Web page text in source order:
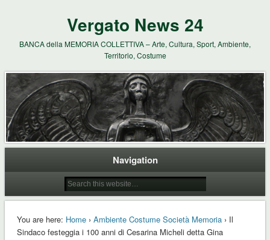
Vergato News 24
BANCA della MEMORIA COLLETTIVA – Arte, Cultura, Sport, Ambiente,
Territorio, Costume
Navigation
You are here: Home› Ambiente Costume Società Memoria› Il
Sindaco festeggia i 100 anni di Cesarina Micheli detta Gina